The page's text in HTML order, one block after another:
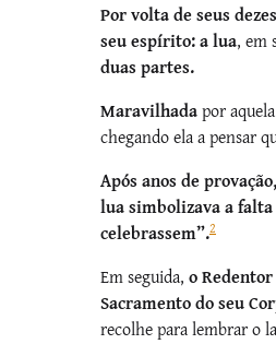
Por volta de seus
seu espírito: a lua, em
duas partes.
Maravilhadapor
chegando ela a pensar
Após anos de provação,
lua simbolizava a
celebrassem”.2
Em seguida, o
Sacramento do seu
recolhe para lembrar o